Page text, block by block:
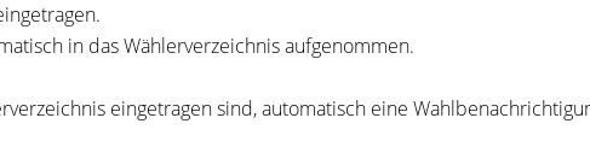
in das Wählerverzeichnis aufgenommen.
eingetragen sind, automatisch eine